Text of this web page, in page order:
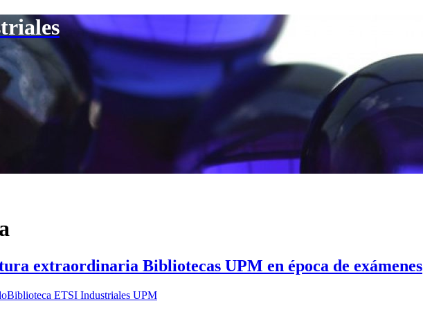
extraordinaria Bibliotecas UPM en época de exámenes
Biblioteca ETSI Industriales UPM